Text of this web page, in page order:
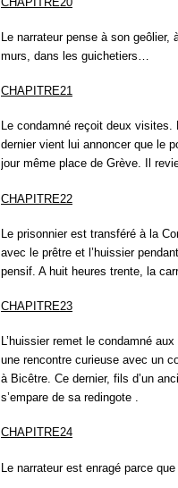
Le narrateur pense à son geôlier,
murs, dans les guichetiers…
CHAPITRE21
Le condamné reçoit deux visites.
dernier vient lui annoncer que le
jour même place de Grève. Il
CHAPITRE22
Le prisonnier est transféré à la
avec le prêtre et l’huissier
pensif. A huit heures trente, la
CHAPITRE23
L’huissier remet le condamné
une rencontre curieuse avec un
à Bicêtre. Ce dernier, fils d’un
s’empare de sa redingote .
CHAPITRE24
Le narrateur est enragé parce